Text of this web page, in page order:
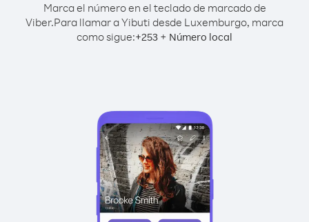
Marca el número en el teclado de marcado de
Viber.Para llamar a Yibuti desde Luxemburgo, marca
como sigue:+253 + Número local